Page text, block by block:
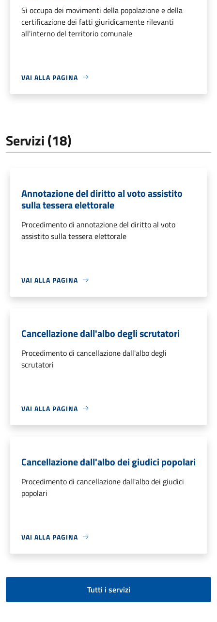
Si occupa dei movimenti della popolazione e della
certificazione dei fatti giuridicamente rilevanti
all'interno del territorio comunale
VAI ALLA PAGINA
Servizi (18)
Annotazione del diritto al voto assistito
sulla tessera elettorale
Procedimento di annotazione del diritto al voto
assistito sulla tessera elettorale
VAI ALLA PAGINA
Cancellazione dall'albo degli scrutatori
Procedimento di cancellazione dall'albo degli
scrutatori
VAI ALLA PAGINA
Cancellazione dall'albo dei giudici popolari
Procedimento di cancellazione dall'albo dei giudici
popolari
VAI ALLA PAGINA
Tutti i servizi